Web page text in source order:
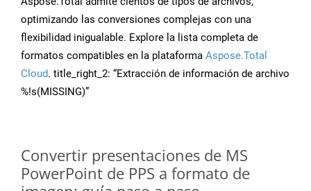
optimizando las conversiones complejas con una
flexibilidad inigualable. Explore la lista completa de
formatos compatibles en la plataforma Aspose.Total
Cloud. title_right_2: “Extracción de información de archivo
%!s(MISSING)”
Convertir presentaciones de MS
PowerPoint de PPS a formato de